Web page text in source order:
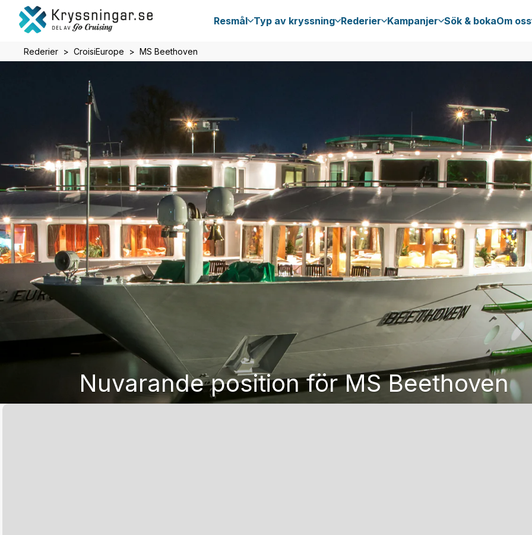
Resmål Typ av kryssning Rederier Kampanjer Sök & bokaOm oss
Rederier CroisiEurope MS Beethoven
Nuvarande position för MS Beethoven